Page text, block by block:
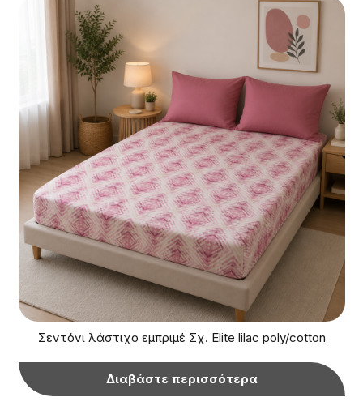
Σεντόνι λάστιχο εμπριμέ Σχ. Elite lilac poly/cotton
Διαβάστε περισσότερα